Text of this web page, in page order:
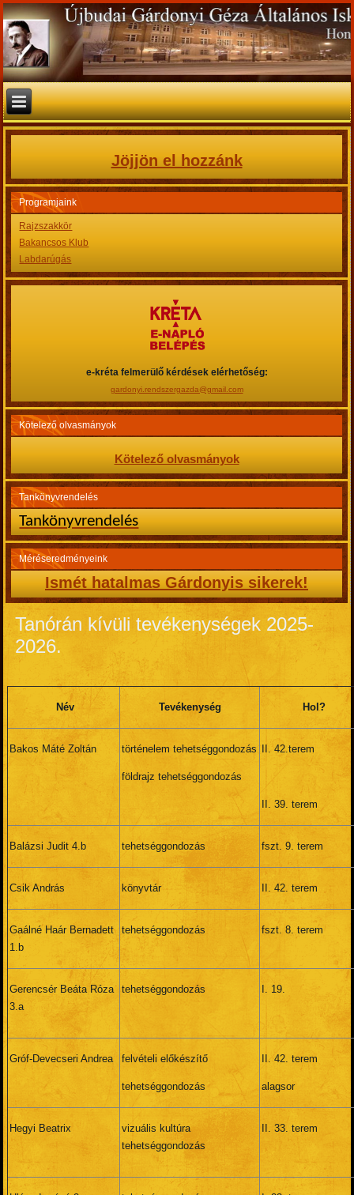
Jöjjön el hozzánk
Programjaink
Rajzszakkör
Bakancsos Klub
Labdarúgás
e-kréta felmerülő kérdések elérhetőség:
gardonyi.rendszergazda@gmail.com
Kötelező olvasmányok
Kötelező olvasmányok
Tankönyvrendelés
Tankönyvrendelés
Méréseredményeink
Ismét hatalmas Gárdonyis sikerek!
Tanórán kívüli tevékenységek 2025-
2026.
Név Tevékenység Hol?
Bakos Máté Zoltán történelem tehetséggondozás
földrajz tehetséggondozás
II. 42.terem
II. 39. terem
Balázsi Judit 4.b tehetséggondozás fszt. 9. terem
Csik András könyvtár II. 42. terem
Gaálné Haár Bernadett
1.b
tehetséggondozás fszt. 8. terem
Gerencsér Beáta Róza
3.a
tehetséggondozás I. 19.
Gróf-Devecseri Andrea felvételi előkészítő
tehetséggondozás
II. 42. terem
alagsor
Hegyi Beatrix
vizuális kultúra
tehetséggondozás
II. 33. terem